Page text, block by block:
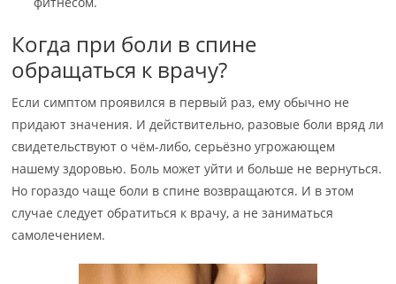
Когда при боли в спине
обращаться к врачу?
Если симптом проявился в первый раз, ему обычно не
придают значения. И действительно, разовые боли вряд ли
свидетельствуют о чём-либо, серьёзно угрожающем
нашему здоровью. Боль может уйти и больше не вернуться.
Но гораздо чаще боли в спине возвращаются. И в этом
случае следует обратиться к врачу, а не заниматься
самолечением.